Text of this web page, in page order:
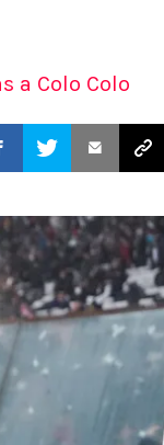
a Colo Colo